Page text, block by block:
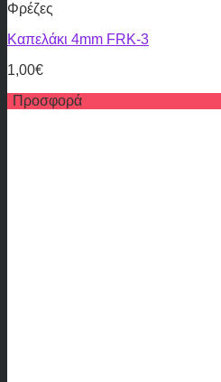
Φρέζες
Καπελάκι 4mm FRK-3
1,00€
Προσφορά